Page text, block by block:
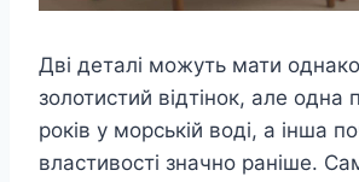
Дві деталі можуть мати
золотистий відтінок, але одна
років у морській воді, а інша
властивості значно раніше.